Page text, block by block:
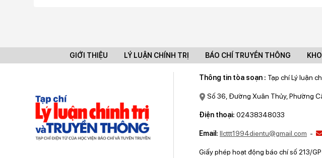
GIỚI THIỆU LÝ LUẬN CHÍNH TRỊ BÁO CHÍ TRUYỀN THÔNG
Thông tin tòa soạn : Tạp chí Lý luận
Số 36, Đường Xuân Thủy, Phường
Điện thoại: 02438348033
Email: llcttt1994dientu@gmail.com -
Giấy phép hoạt động báo chí số 213/